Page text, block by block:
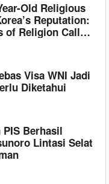
Old Religious
Reputation:
of Religion Call
Lee Man-
Visa WNI Jadi
Diketahui
Berhasil
Lintasi Selat